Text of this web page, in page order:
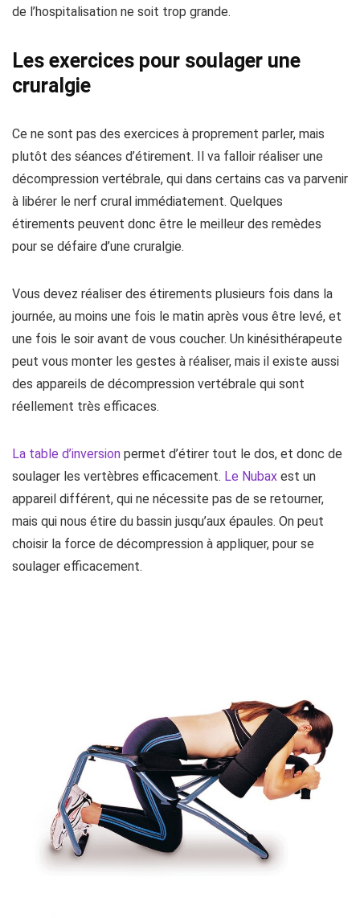
de l’hospitalisation ne soit trop grande.
Les exercices pour soulager une
cruralgie
Ce ne sont pas des exercices à proprement parler, mais
plutôt des séances d’étirement. Il va falloir réaliser une
décompression vertébrale, qui dans certains cas va parvenir
à libérer le nerf crural immédiatement. Quelques
étirements peuvent donc être le meilleur des remèdes
pour se défaire d’une cruralgie.
Vous devez réaliser des étirements plusieurs fois dans la
journée, au moins une fois le matin après vous être levé, et
une fois le soir avant de vous coucher. Un kinésithérapeute
peut vous monter les gestes à réaliser, mais il existe aussi
des appareils de décompression vertébrale qui sont
réellement très efficaces.
La table d’inversion permet d’étirer tout le dos, et donc de
soulager les vertèbres efficacement. Le Nubax est un
appareil différent, qui ne nécessite pas de se retourner,
mais qui nous étire du bassin jusqu’aux épaules. On peut
choisir la force de décompression à appliquer, pour se
soulager efficacement.